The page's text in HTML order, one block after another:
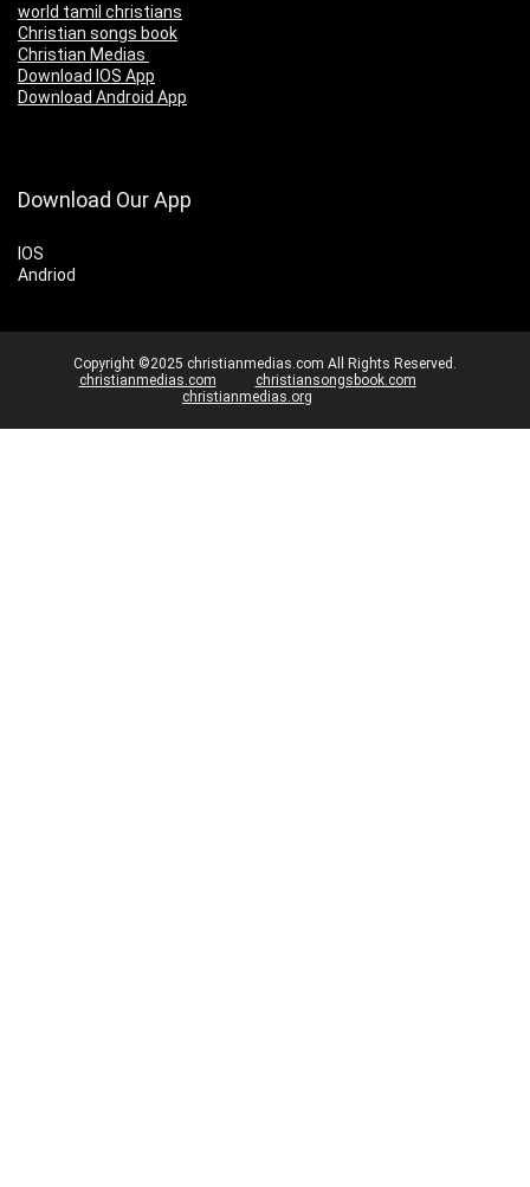
world tamil christians
Christian songs book
Christian Medias
Download IOS App
Download Android App
Download Our App
IOS
Andriod
Copyright ©2025 christianmedias.com All Rights Reserved.
christianmedias.com
christiansongsbook.com
christianmedias.org